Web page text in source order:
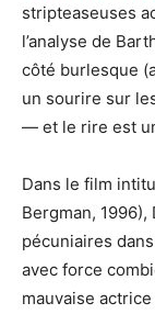
stripteaseuses
l’analyse de
côté burlesque
un sourire sur
— et le rire est
Dans le film
Bergman,
pécuniaires
avec force
mauvaise